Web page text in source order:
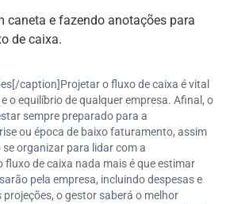
caption]Projetar o fluxo de caixa é vital
o equilíbrio de qualquer empresa. Afinal, o
sempre preparado para a
ou época de baixo faturamento, assim
organizar para lidar com a
fluxo de caixa nada mais é que estimar
pela empresa, incluindo despesas e
o gestor saberá o melhor